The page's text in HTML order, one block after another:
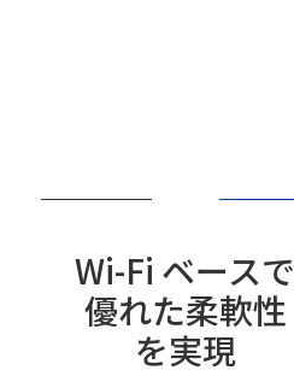
Wi-Fi ベースで
優れた柔軟性
を実現